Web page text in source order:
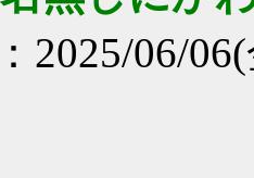
：2025/06/